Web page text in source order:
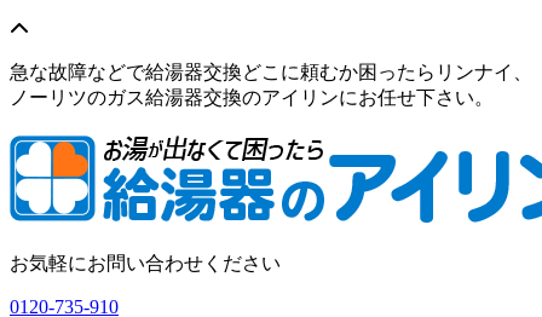
急な故障などで給湯器交換どこに頼むか困ったらリンナイ、
ノーリツのガス給湯器交換のアイリンにお任せ下さい。
お気軽にお問い合わせください
0120-735-910